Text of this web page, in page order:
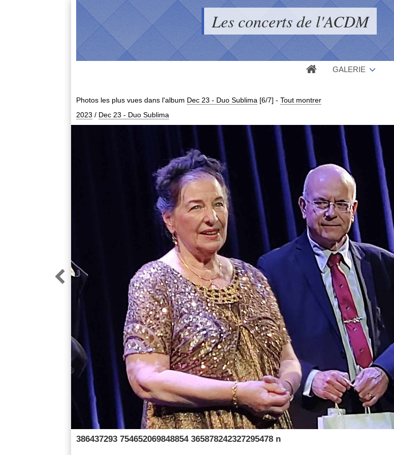
Les concerts de l'ACDM
GALERIE
Photos les plus vues dans l'album Dec 23 - Duo Sublima [6/7] - Tout montrer
2023 / Dec 23 - Duo Sublima

386437293 754652069848854 365878242327295478 n